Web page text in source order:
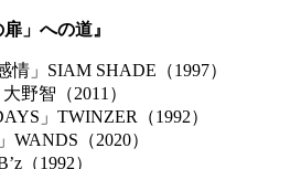
」への道』
」SIAM SHADE（1997）
野智（2011）
」TWINZER（1992）
（2020）
（1992）